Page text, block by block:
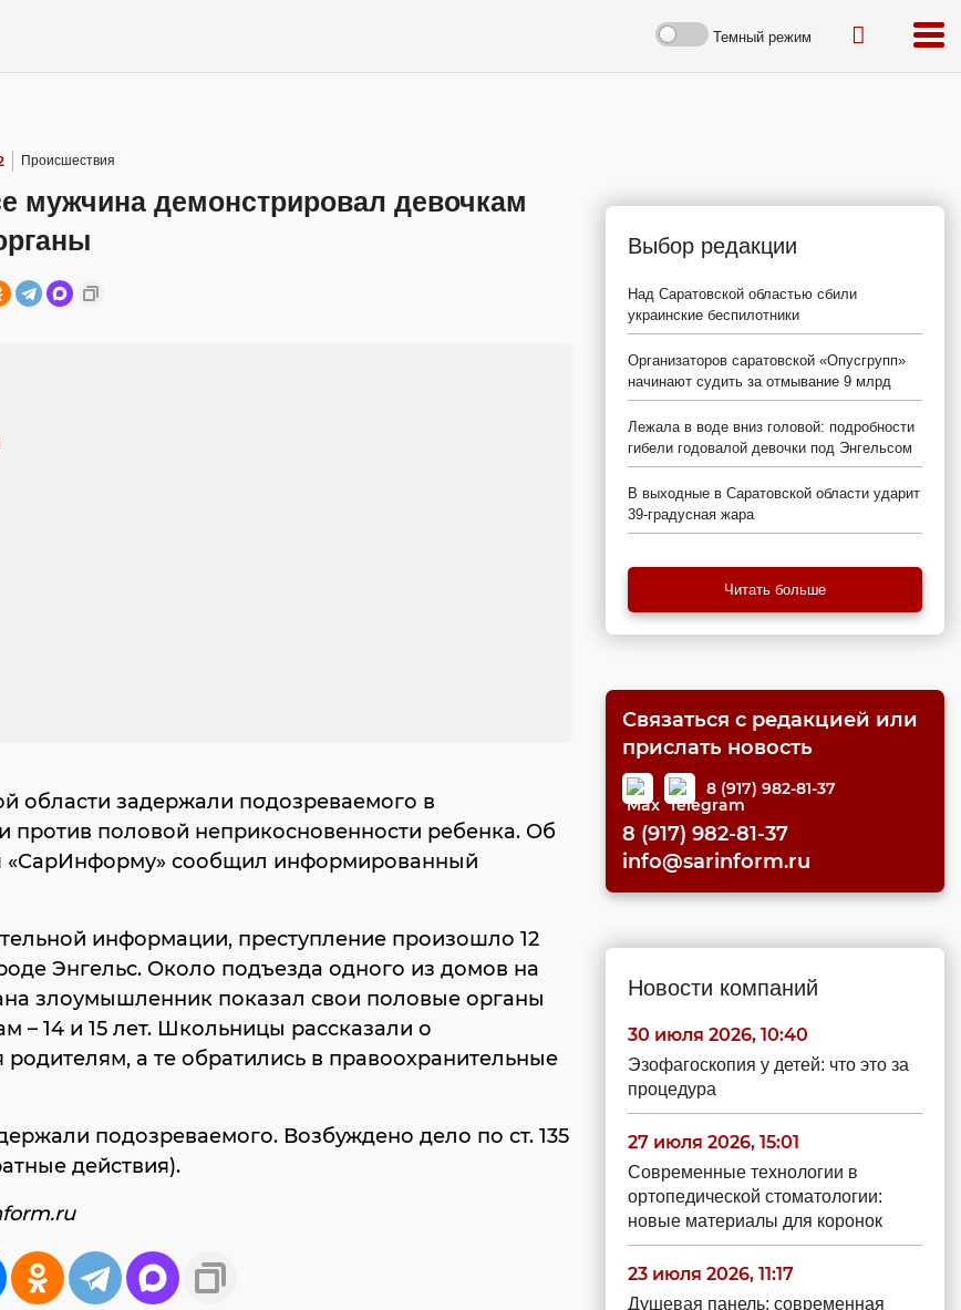
Темный режим
Происшествия
мужчина демонстрировал девочкам
области задержали подозреваемого в
против половой неприкосновенности ребенка. Об
«СарИнформу» сообщил информированный
информации, преступление произошло 12
Энгельс. Около подъезда одного из домов на
злоумышленник показал свои половые органы
– 14 и 15 лет. Школьницы рассказали о
а те обратились в правоохранительные
подозреваемого. Возбуждено дело по ст. 135
действия).
Выбор редакции
Над Саратовской областью сбили
украинские беспилотники
Организаторов саратовской «Опусгрупп»
начинают судить за отмывание 9 млрд
Лежала в воде вниз головой: подробности
гибели годовалой девочки под Энгельсом
В выходные в Саратовской области ударит
39-градусная жара
Читать больше
Связаться с редакцией или
прислать новость
8 (917) 982-81-37
8 (917) 982-81-37
info@sarinform.ru
Новости компаний
30 июля 2026, 10:40
Эзофагоскопия у детей: что это за
процедура
27 июля 2026, 15:01
Современные технологии в
ортопедической стоматологии:
новые материалы для коронок
23 июля 2026, 11:17
Душевая панель: современная